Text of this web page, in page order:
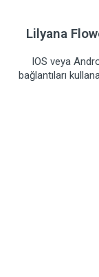
Lilyana
IOS veya
bağlantıları